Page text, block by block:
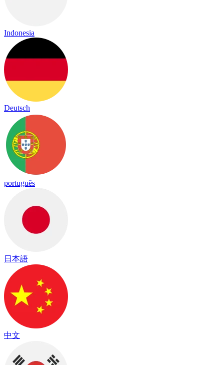
Indonesia
Deutsch
português
日本語
中文